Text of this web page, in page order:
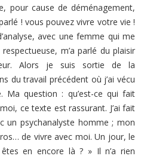
pour cause de déménagement,
! vous pouvez vivre votre vie !
avec une femme qui me
m’a parlé du plaisir
Alors je suis sortie de la
du travail précédent où j’ai vécu
Ma question : qu’est-ce qui fait
ce texte est rassurant. J’ai fait
un psychanalyste homme ; mon
de vivre avec moi. Un jour, le
en encore là ? » Il n’a rien